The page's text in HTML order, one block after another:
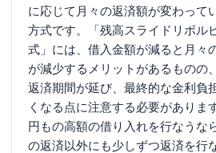
に応じて月々の返済額が変わって
方式です。「残高スライドリボル
式」には、借入金額が減ると月々
が減少するメリットがあるものの
返済期間が延び、最終的な金利負
くなる点に注意する必要がありま
円もの高額の借り入れを行なうな
の返済以外にも少しずつ返済を行